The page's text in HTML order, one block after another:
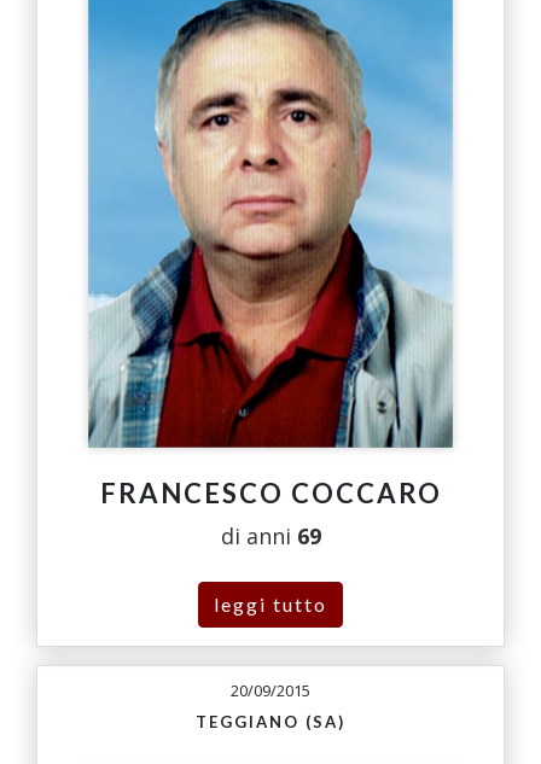
FRANCESCO COCCARO
di anni 69
leggi tutto
20/09/2015
TEGGIANO (SA)